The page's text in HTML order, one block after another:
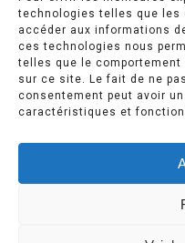
technologies telles que les
accéder aux informations
ces technologies nous
telles que le comportement
sur ce site. Le fait de ne
consentement peut avoir
caractéristiques et
Politique